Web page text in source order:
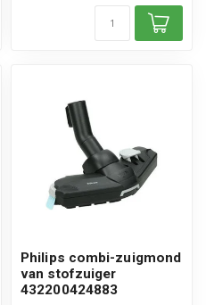
Philips combi-zuigmond
van stofzuiger
432200424883